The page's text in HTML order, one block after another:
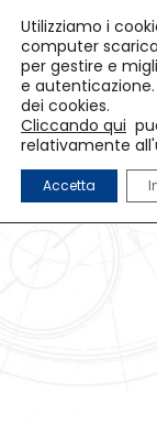
Utilizziamo i
computer
per gestire e
e
dei cookies.
Cliccando qui
relativamente
Accetta